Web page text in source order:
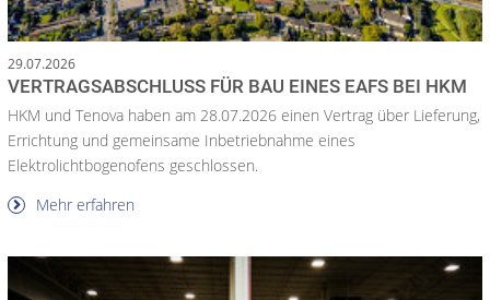
29.07.2026
VERTRAGSABSCHLUSS FÜR BAU EINES EAFS BEI HKM
HKM und Tenova haben am 28.07.2026 einen Vertrag über Lieferung,
Errichtung und gemeinsame Inbetriebnahme eines
Elektrolichtbogenofens geschlossen.
Mehr erfahren